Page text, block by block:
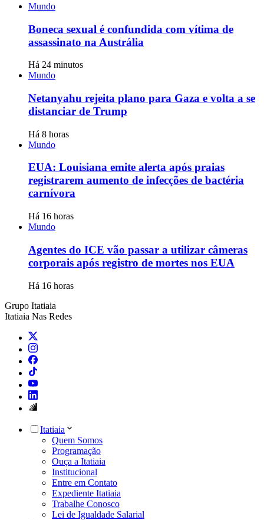
Mundo
Boneca sexual é confundida com vítima de
assassinato na Austrália
Há 24 minutos
Mundo
Netanyahu rejeita plano para Gaza e volta a se
distanciar de Trump
Há 8 horas
Mundo
EUA: Louisiana emite alerta após praias
registrarem aumento de infecções de bactéria
carnívora
Há 16 horas
Mundo
Agentes do ICE vão passar a utilizar câmeras
corporais após registro de mortes nos EUA
Há 16 horas
Grupo Itatiaia
Itatiaia Nas Redes
Itatiaia
Quem Somos
Programação
Ouça a Itatiaia
Institucional
Entre em Contato
Expediente Itatiaia
Trabalhe Conosco
Lei de Igualdade Salarial